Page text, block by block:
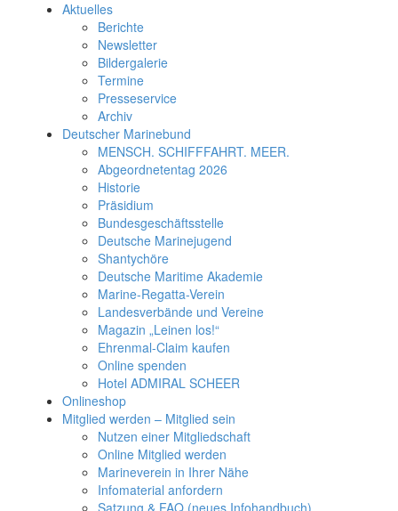
Aktuelles
Berichte
Newsletter
Bildergalerie
Termine
Presseservice
Archiv
Deutscher Marinebund
MENSCH. SCHIFFFAHRT. MEER.
Abgeordnetentag 2026
Historie
Präsidium
Bundesgeschäftsstelle
Deutsche Marinejugend
Shantychöre
Deutsche Maritime Akademie
Marine-Regatta-Verein
Landesverbände und Vereine
Magazin „Leinen los!“
Ehrenmal-Claim kaufen
Online spenden
Hotel ADMIRAL SCHEER
Onlineshop
Mitglied werden – Mitglied sein
Nutzen einer Mitgliedschaft
Online Mitglied werden
Marineverein in Ihrer Nähe
Infomaterial anfordern
Satzung & FAQ (neues Infohandbuch)